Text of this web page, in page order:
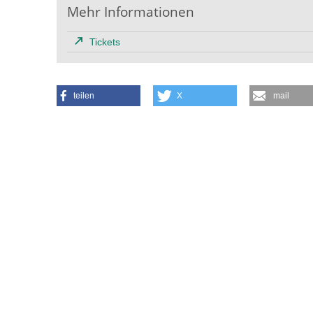
Mehr Informationen
Tickets
teilen X mail